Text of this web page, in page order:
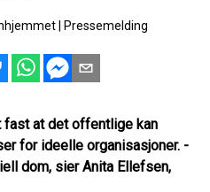
Pressemelding
at det offentlige kan
for ideelle organisasjoner. -
dom, sier Anita Ellefsen,